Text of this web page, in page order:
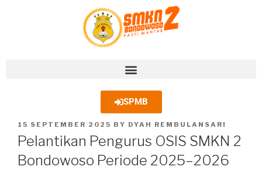
SPMB
15 SEPTEMBER 2025 BY DYAH REMBULANSARI
Pelantikan Pengurus OSIS SMKN 2
Bondowoso Periode 2025–2026